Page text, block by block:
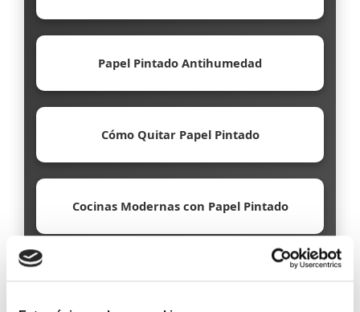
Papel Pintado Antihumedad
Cómo Quitar Papel Pintado
Cocinas Modernas con Papel Pintado
Papel Pintado Ecológico